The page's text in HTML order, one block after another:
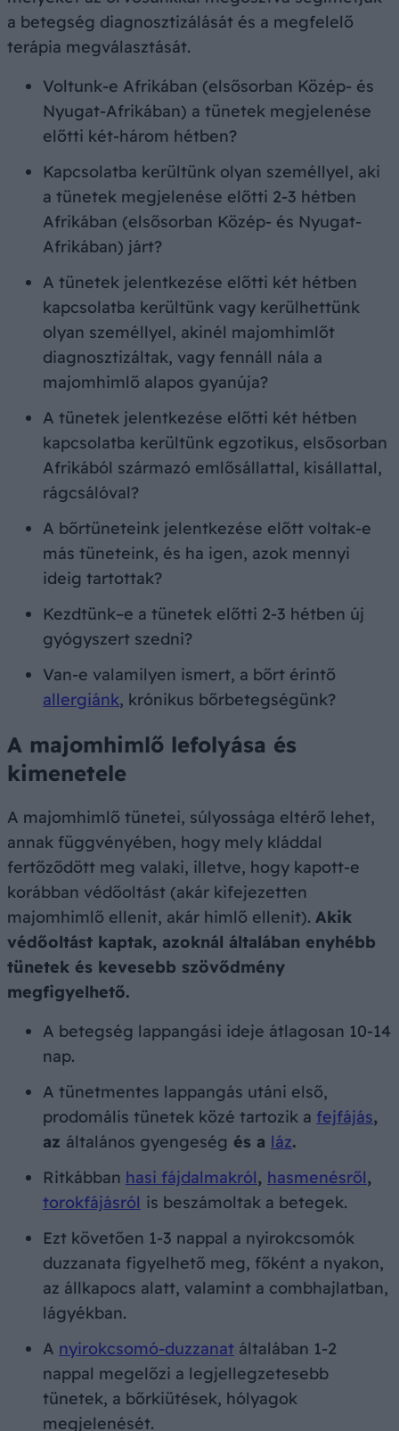
a betegség diagnosztizálását és a megfelelő
terápia megválasztását.
Voltunk-e Afrikában (elsősorban Közép- és
Nyugat-Afrikában) a tünetek megjelenése
előtti két-három hétben?
Kapcsolatba kerültünk olyan személlyel, aki
a tünetek megjelenése előtti 2-3 hétben
Afrikában (elsősorban Közép- és Nyugat-
Afrikában) járt?
A tünetek jelentkezése előtti két hétben
kapcsolatba kerültünk vagy kerülhettünk
olyan személlyel, akinél majomhimlőt
diagnosztizáltak, vagy fennáll nála a
majomhimlő alapos gyanúja?
A tünetek jelentkezése előtti két hétben
kapcsolatba kerültünk egzotikus, elsősorban
Afrikából származó emlősállattal, kisállattal,
rágcsálóval?
A bőrtüneteink jelentkezése előtt voltak-e
más tüneteink, és ha igen, azok mennyi
ideig tartottak?
Kezdtünk–e a tünetek előtti 2-3 hétben új
gyógyszert szedni?
Van-e valamilyen ismert, a bőrt érintő
allergiánk, krónikus bőrbetegségünk?
A majomhimlő lefolyása és
kimenetele
A majomhimlő tünetei, súlyossága eltérő lehet,
annak függvényében, hogy mely kláddal
fertőződött meg valaki, illetve, hogy kapott-e
korábban védőoltást (akár kifejezetten
majomhimlő ellenit, akár himlő ellenit). Akik
védőoltást kaptak, azoknál általában enyhébb
tünetek és kevesebb szövődmény
megfigyelhető.
A betegség lappangási ideje átlagosan 10-14
nap.
A tünetmentes lappangás utáni első,
prodomális tünetek közé tartozik a fejfájás,
az általános gyengeség és a láz.
Ritkábban hasi fájdalmakról, hasmenésről,
torokfájásról is beszámoltak a betegek.
Ezt követően 1-3 nappal a nyirokcsomók
duzzanata figyelhető meg, főként a nyakon,
az állkapocs alatt, valamint a combhajlatban,
lágyékban.
A nyirokcsomó-duzzanat általában 1-2
nappal megelőzi a legjellegzetesebb
tünetek, a bőrkiütések, hólyagok
megjelenését.